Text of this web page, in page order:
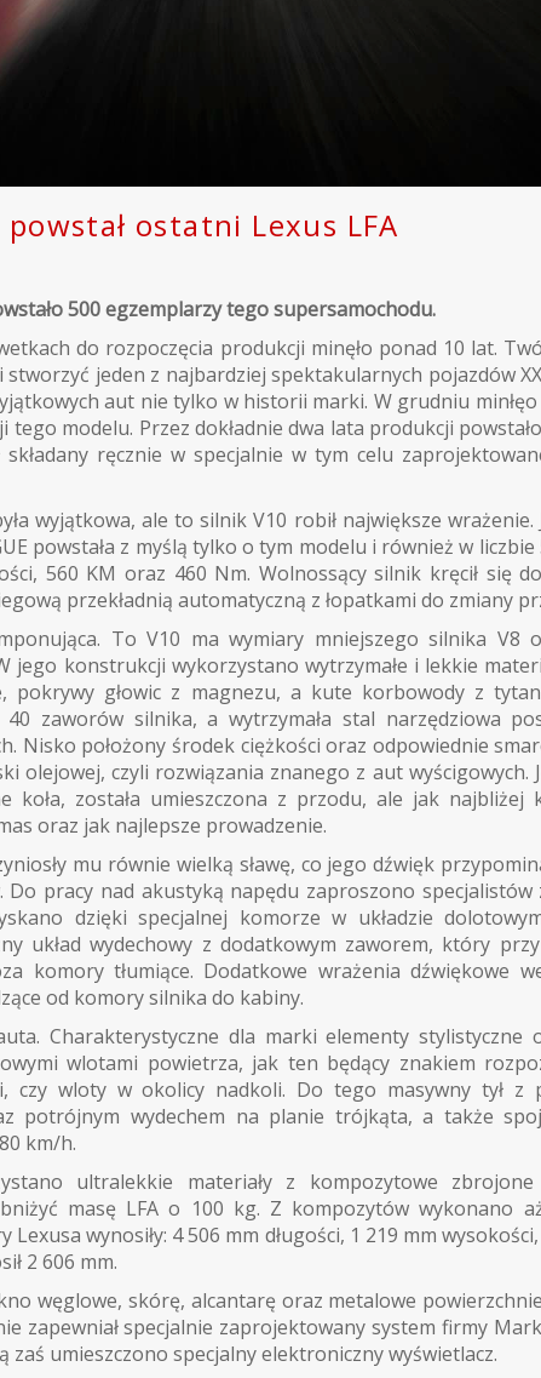
ostatni Lexus LFA
500 egzemplarzy tego supersamochodu.
do rozpoczęcia produkcji minęło ponad 10 lat.
jeden z najbardziej spektakularnych pojazdów
aut nie tylko w historii marki. W grudniu minłęo
tego modelu. Przez dokładnie dwa lata produkcji
składany ręcznie w specjalnie w tym celu
wyjątkowa, ale to silnik V10 robił największe wrażenie.
powstała z myślą tylko o tym modelu i również w liczbie
560 KM oraz 460 Nm. Wolnossący silnik kręcił się
przekładnią automatyczną z łopatkami do zmiany
To V10 ma wymiary mniejszego silnika V8
jego konstrukcji wykorzystano wytrzymałe i lekkie
pokrywy głowic z magnezu, a kute korbowody z
zaworów silnika, a wytrzymała stal narzędziowa
Nisko położony środek ciężkości oraz odpowiednie
olejowej, czyli rozwiązania znanego z aut wyścigowych.
koła, została umieszczona z przodu, ale jak najbliżej
oraz jak najlepsze prowadzenie.
mu równie wielką sławę, co jego dźwięk
Do pracy nad akustyką napędu zaproszono specjalistów
dzięki specjalnej komorze w układzie
układ wydechowy z dodatkowym zaworem, który
komory tłumiące. Dodatkowe wrażenia dźwiękowe
od komory silnika do kabiny.
Charakterystyczne dla marki elementy stylistyczne
wlotami powietrza, jak ten będący znakiem
czy wloty w okolicy nadkoli. Do tego masywny tył z
potrójnym wydechem na planie trójkąta, a także
km/h.
ultralekkie materiały z kompozytowe zbrojone
masę LFA o 100 kg. Z kompozytów wykonano
wynosiły: 4 506 mm długości, 1 219 mm
2 606 mm.
węglowe, skórę, alcantarę oraz metalowe
zapewniał specjalnie zaprojektowany system firmy
zaś umieszczono specjalny elektroniczny wyświetlacz.